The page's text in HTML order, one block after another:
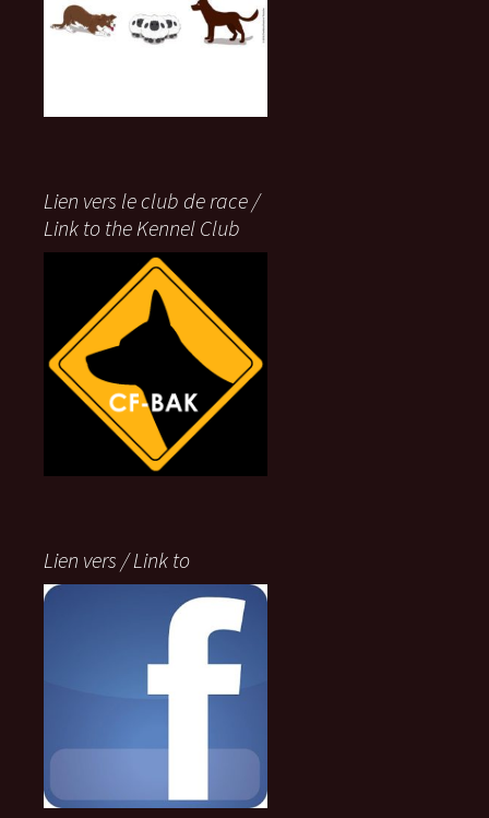
Lien vers le club de race /
Link to the Kennel Club
Lien vers / Link to